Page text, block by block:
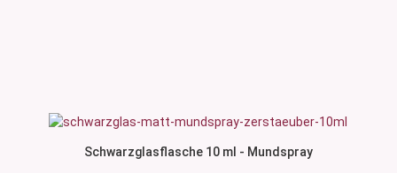
Schwarzglasflasche 10 ml - Mundspray